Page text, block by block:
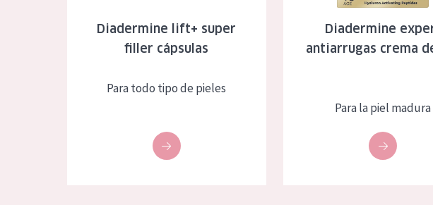
Diadermine lift+ super
filler cápsulas
Para todo tipo de pieles
Diadermine
antiarrugas crema
Para la piel madura